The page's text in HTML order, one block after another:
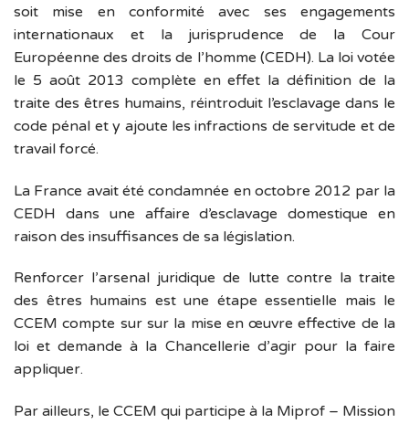
soit mise en conformité avec ses engagements
internationaux et la jurisprudence de la Cour
Européenne des droits de l’homme (CEDH). La loi votée
le 5 août 2013 complète en effet la définition de la
traite des êtres humains, réintroduit l’esclavage dans le
code pénal et y ajoute les infractions de servitude et de
travail forcé.
La France avait été condamnée en octobre 2012 par la
CEDH dans une affaire d’esclavage domestique en
raison des insuffisances de sa législation.
Renforcer l’arsenal juridique de lutte contre la traite
des êtres humains est une étape essentielle mais le
CCEM compte sur sur la mise en œuvre effective de la
loi et demande à la Chancellerie d’agir pour la faire
appliquer.
Par ailleurs, le CCEM qui participe à la Miprof – Mission